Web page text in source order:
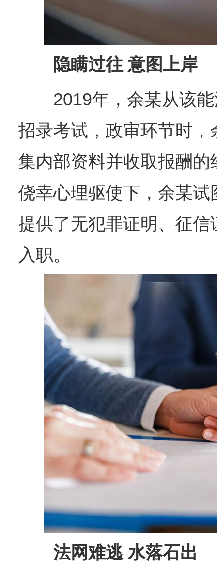
隐瞒过往 意图上岸
2019年，余某从该能
招录考试，政审环节时
集内部资料并收取报酬
侥幸心理驱使下，余某
提供了无犯罪证明、征
入职。
法网难逃 水落石出